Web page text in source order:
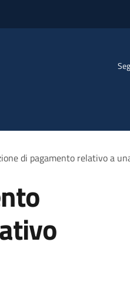
di pagamento relativo a